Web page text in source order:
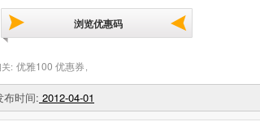
浏览优惠码
: 优雅100 优惠券
布时间: 2012-04-01